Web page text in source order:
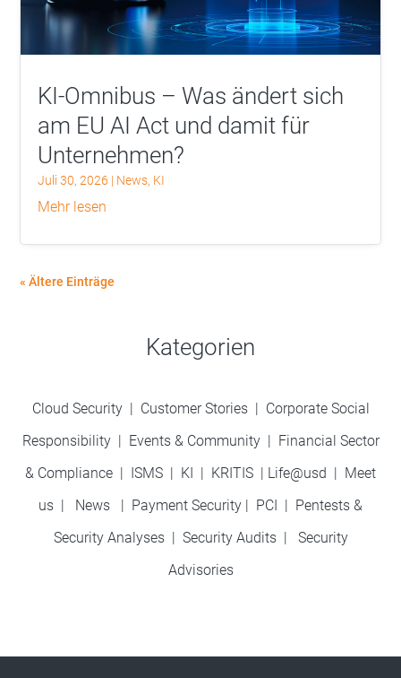
KI-Omnibus – Was ändert sich
am EU AI Act und damit für
Unternehmen?
Juli 30, 2026 | News, KI
mehr lesen
« Ältere Einträge
Kategorien
Cloud Security | Customer Stories| Corporate Social
Responsibility| Events & Community | Financial Sector
& Compliance | ISMS | KI | KRITIS | Life@usd | Meet
us | News | Payment Security | PCI | Pentests &
Security Analyses | Security Audits| Security
Advisories